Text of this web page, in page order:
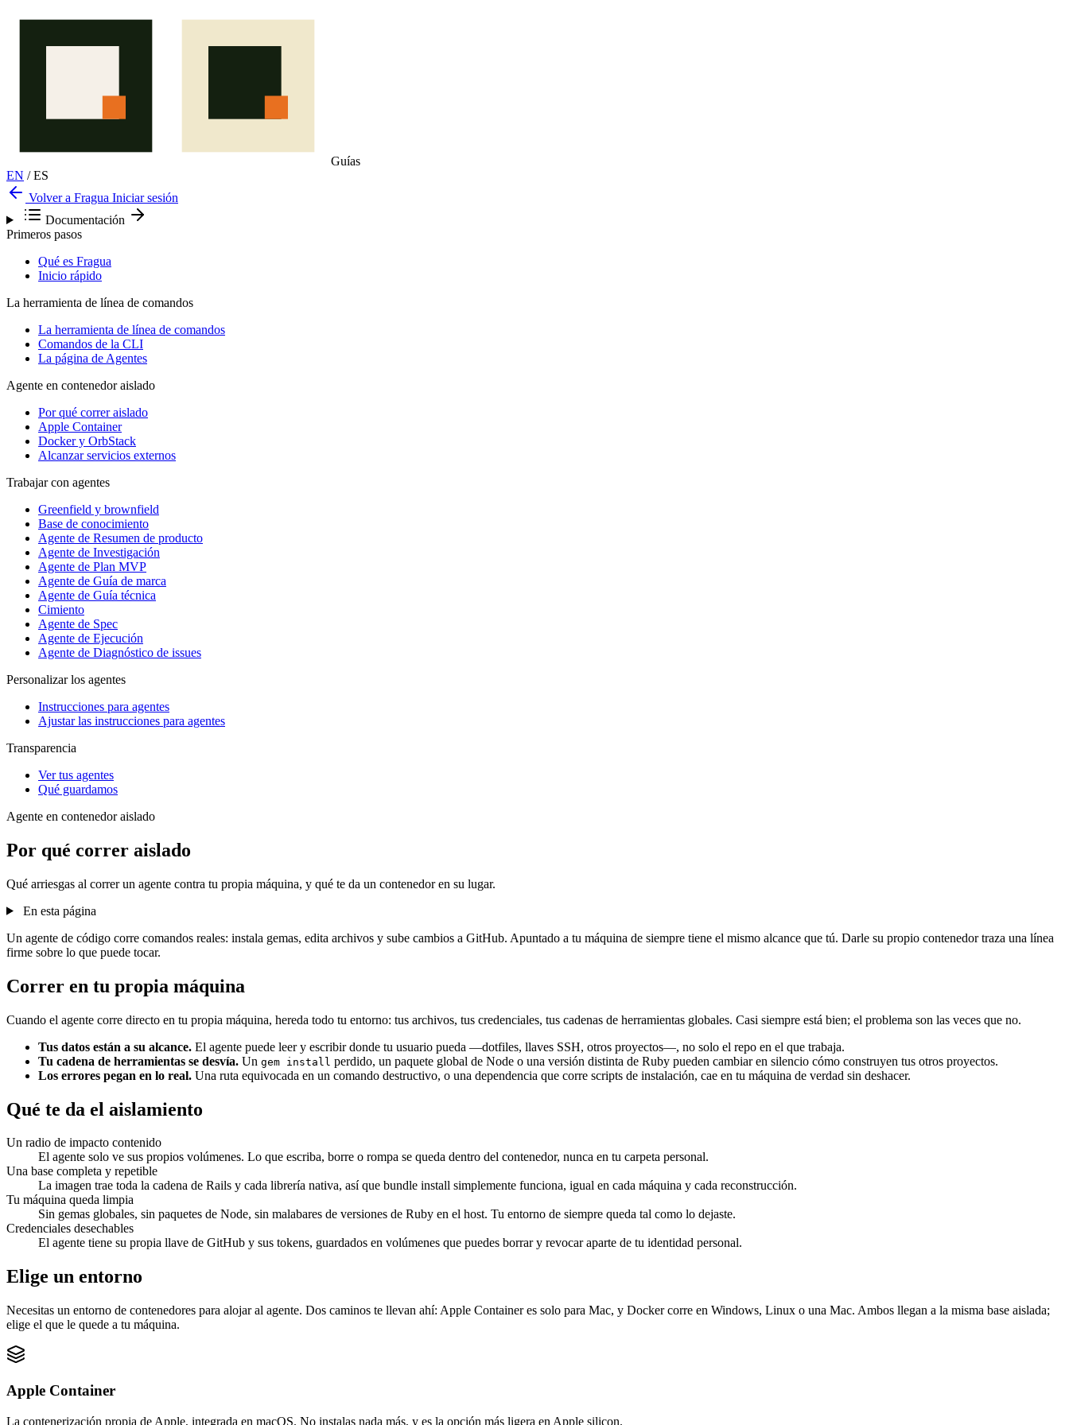
Guías
EN / ES
Volver a Fragua Iniciar sesión
Documentación
Primeros pasos
Qué es Fragua
Inicio rápido
La herramienta de línea de comandos
La herramienta de línea de comandos
Comandos de la CLI
La página de Agentes
Agente en contenedor aislado
Por qué correr aislado
Apple Container
Docker y OrbStack
Alcanzar servicios externos
Trabajar con agentes
Greenfield y brownfield
Base de conocimiento
Agente de Resumen de producto
Agente de Investigación
Agente de Plan MVP
Agente de Guía de marca
Agente de Guía técnica
Cimiento
Agente de Spec
Agente de Ejecución
Agente de Diagnóstico de issues
Personalizar los agentes
Instrucciones para agentes
Ajustar las instrucciones para agentes
Transparencia
Ver tus agentes
Qué guardamos
Agente en contenedor aislado
Por qué correr aislado
Qué arriesgas al correr un agente contra tu propia máquina, y qué te da un contenedor en su lugar.
En esta página
Un agente de código corre comandos reales: instala gemas, edita archivos y sube cambios a GitHub. Apuntado a tu máquina de siempre tiene el mismo alcance que tú. Darle su propio contenedor traza una línea
firme sobre lo que puede tocar.
Correr en tu propia máquina
Cuando el agente corre directo en tu propia máquina, hereda todo tu entorno: tus archivos, tus credenciales, tus cadenas de herramientas globales. Casi siempre está bien; el problema son las veces que no.
Tus datos están a su alcance. El agente puede leer y escribir donde tu usuario pueda —dotfiles, llaves SSH, otros proyectos—, no solo el repo en el que trabaja.
Tu cadena de herramientas se desvía. Un gem install perdido, un paquete global de Node o una versión distinta de Ruby pueden cambiar en silencio cómo construyen tus otros proyectos.
Los errores pegan en lo real. Una ruta equivocada en un comando destructivo, o una dependencia que corre scripts de instalación, cae en tu máquina de verdad sin deshacer.
Qué te da el aislamiento
Un radio de impacto contenido
El agente solo ve sus propios volúmenes. Lo que escriba, borre o rompa se queda dentro del contenedor, nunca en tu carpeta personal.
Una base completa y repetible
La imagen trae toda la cadena de Rails y cada librería nativa, así que bundle install simplemente funciona, igual en cada máquina y cada reconstrucción.
Tu máquina queda limpia
Sin gemas globales, sin paquetes de Node, sin malabares de versiones de Ruby en el host. Tu entorno de siempre queda tal como lo dejaste.
Credenciales desechables
El agente tiene su propia llave de GitHub y sus tokens, guardados en volúmenes que puedes borrar y revocar aparte de tu identidad personal.
Elige un entorno
Necesitas un entorno de contenedores para alojar al agente. Dos caminos te llevan ahí: Apple Container es solo para Mac, y Docker corre en Windows, Linux o una Mac. Ambos llegan a la misma base aislada;
elige el que le quede a tu máquina.
Apple Container
La contenerización propia de Apple, integrada en macOS. No instalas nada más, y es la opción más ligera en Apple silicon.